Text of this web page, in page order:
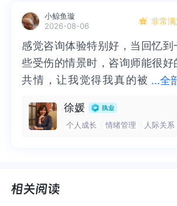
——无论是聚会、潮流趋势，还是最新
恐惧不仅可能在闲聊中不期而至，也可
理压力，甚至诱发自卑或孤立感。
如果深究这种手机刷不停的心理根源，
自己能够有效完成任务）、自主感（希
小鲸鱼璇
2026-08-06
非常
...全
感觉咨询体验特别好，当回忆到
些受伤的情景时，咨询师能很好
共情，让我觉得我真的被
一部分未处理的情绪被注意到了
而且当咨询师准确说出我当时的
觉轻快了很多，感觉轻松了。很
谢咨询师姐姐！
感觉咨询体验特别好，当回忆到
些受伤的情景时，咨询师能很好
共情，让我觉得我真的被抱住了
处理的情绪被注意到了，而且当
询师准确说出我当时的情绪，我
了很多，感觉轻松了。很感谢咨
师姐姐！
徐媛
个人成长 情绪管理 人际关系